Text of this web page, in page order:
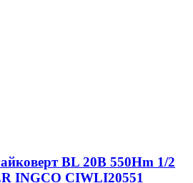
BL 20В 550Hm 1/2
INGCO CIWLI20551